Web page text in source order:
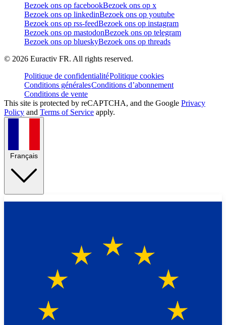
Bezoek ons op facebookBezoek ons op x
Bezoek ons op linkedinBezoek ons op youtube
Bezoek ons op rss-feedBezoek ons op instagram
Bezoek ons op mastodonBezoek ons op telegram
Bezoek ons op blueskyBezoek ons op threads
© 2026 Euractiv FR. All rights reserved.
Politique de confidentialitéPolitique cookies
Conditions généralesConditions d’abonnement
Conditions de vente
This site is protected by reCAPTCHA, and the Google Privacy
Policy and Terms of Service apply.
Français